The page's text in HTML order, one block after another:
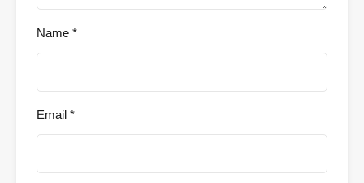
Name *
Email *